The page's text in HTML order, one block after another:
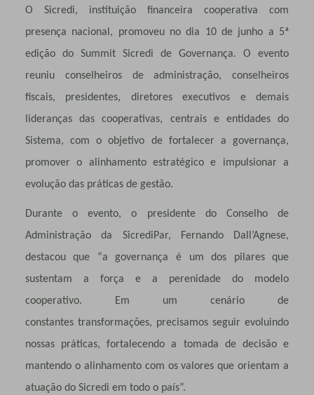
O Sicredi, instituição financeira cooperativa com
presença nacional, promoveu no dia 10 de junho a 5ª
edição do Summit Sicredi de Governança. O evento
reuniu conselheiros de administração, conselheiros
fiscais, presidentes, diretores executivos e demais
lideranças das cooperativas, centrais e entidades do
Sistema, com o objetivo de fortalecer a governança,
promover o alinhamento estratégico e impulsionar a
evolução das práticas de gestão.
Durante o evento, o presidente do Conselho de
Administração da SicrediPar, Fernando Dall’Agnese,
destacou que “a governança é um dos pilares que
sustentam a força e a perenidade do modelo
cooperativo. Em um cenário de
constantes transformações, precisamos seguir evoluindo
nossas práticas, fortalecendo a tomada de decisão e
mantendo o alinhamento com os valores que orientam a
atuação do Sicredi em todo o país”.